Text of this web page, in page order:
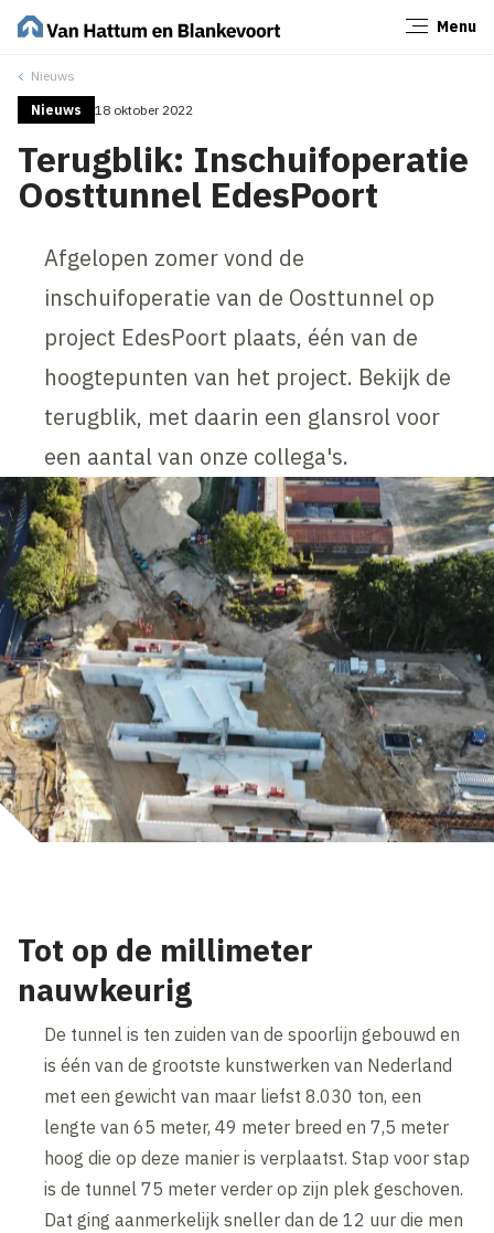
Menu
Nieuws
Nieuws 18 oktober 2022
Terugblik: Inschuifoperatie
Oosttunnel EdesPoort
Afgelopen zomer vond de
inschuifoperatie van de Oosttunnel op
project EdesPoort plaats, één van de
hoogtepunten van het project. Bekijk de
terugblik, met daarin een glansrol voor
een aantal van onze collega's.
Tot op de millimeter
nauwkeurig
De tunnel is ten zuiden van de spoorlijn gebouwd en
is één van de grootste kunstwerken van Nederland
met een gewicht van maar liefst 8.030 ton, een
lengte van 65 meter, 49 meter breed en 7,5 meter
hoog die op deze manier is verplaatst. Stap voor stap
is de tunnel 75 meter verder op zijn plek geschoven.
Dat ging aanmerkelijk sneller dan de 12 uur die men
Sluiten